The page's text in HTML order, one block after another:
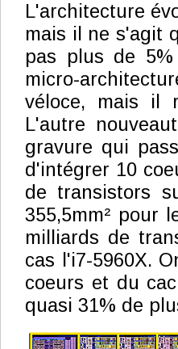
L'architecture
mais il ne s'agit
pas plus de
micro-
véloce, mais il
L'autre
gravure qui
d'intégrer 10
de transistors
355,5mm² pour
milliards de
cas l'i7-5960X.
coeurs et du
quasi 31% de